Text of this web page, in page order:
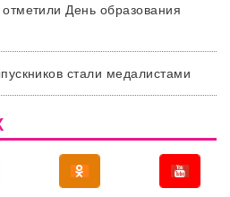
День образования
стали медалистами